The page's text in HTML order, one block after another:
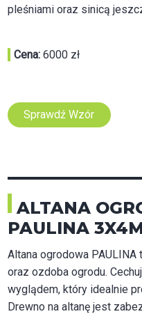
pleśniami oraz sinicą
Cena:6000 zł
Sprawdź Wzór
ALTANA
PAULINA
Altana ogrodowa
oraz ozdoba ogrodu.
wyglądem, który idealnie
Drewno na altanę jest